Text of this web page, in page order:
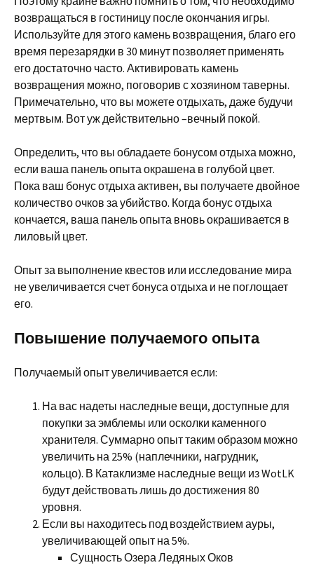
возвращаться в гостиницу после окончания игры.
Используйте для этого камень возвращения, благо его
время перезарядки в 30 минут позволяет применять
его достаточно часто. Активировать камень
возвращения можно, поговорив с хозяином таверны.
Примечательно, что вы можете отдыхать, даже будучи
мертвым. Вот уж действительно –вечный покой.
Определить, что вы обладаете бонусом отдыха можно,
если ваша панель опыта окрашена в голубой цвет.
Пока ваш бонус отдыха активен, вы получаете двойное
количество очков за убийство. Когда бонус отдыха
кончается, ваша панель опыта вновь окрашивается в
лиловый цвет.
Опыт за выполнение квестов или исследование мира
не увеличивается счет бонуса отдыха и не поглощает
его.
Повышение получаемого опыта
Получаемый опыт увеличивается если:
На вас надеты наследные вещи, доступные для
покупки за эмблемы или осколки каменного
хранителя. Суммарно опыт таким образом можно
увеличить на 25% (наплечники, нагрудник,
кольцо). В Катаклизме наследные вещи из WotLK
будут действовать лишь до достижения 80
уровня.
Если вы находитесь под воздействием ауры,
увеличивающей опыт на 5%.
Сущность Озера Ледяных Оков